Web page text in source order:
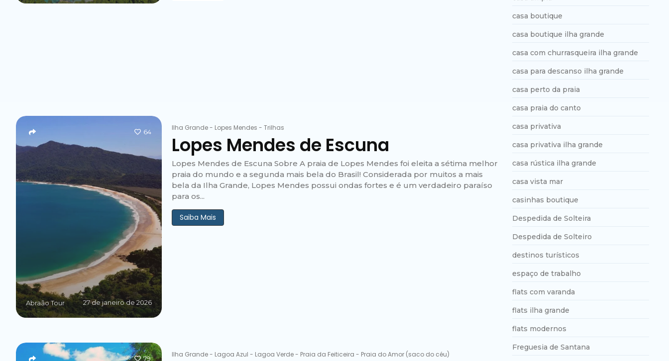
Abraão Tour 27 de janeiro de 2026
64 Ilha Grande- Lopes Mendes - Trilhas
Lopes Mendes de Escuna
Lopes Mendes de Escuna Sobre A praia de Lopes Mendes foi eleita a sétima melhor
praia do mundo e a segunda mais bela do Brasil! Considerada por muitos a mais
bela da Ilha Grande, Lopes Mendes possui ondas fortes e é um verdadeiro paraíso
para os...
Saiba Mais
79 Ilha Grande- Lagoa Azul - Lagoa Verde- Praia da Feiticeira - Praia do Amor (saco do céu)
casa boutique
casa boutique ilha grande
casa com churrasqueira ilha grande
casa para descanso ilha grande
casa perto da praia
casa praia do canto
casa privativa
casa privativa ilha grande
casa rústica ilha grande
casa vista mar
casinhas boutique
Despedida de Solteira
Despedida de Solteiro
destinos turísticos
espaço de trabalho
flats com varanda
flats ilha grande
flats modernos
Freguesia de Santana